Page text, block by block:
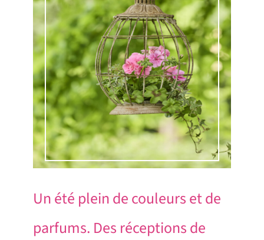
Un été plein de couleurs et de
parfums. Des réceptions de